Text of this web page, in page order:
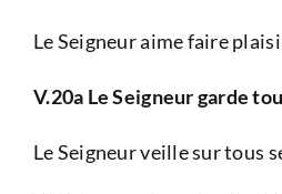
Le Seigneur aime faire
V.20a Le Seigneur garde
Le Seigneur veille sur tous